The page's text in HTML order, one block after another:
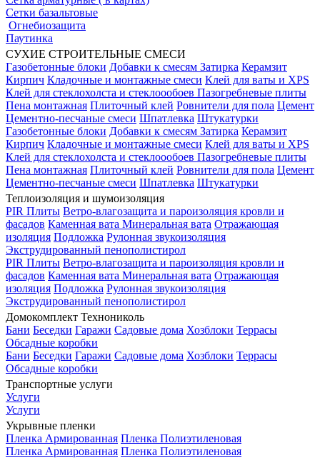
Сетки базальтовые
Огнебиозащита
Паутинка
СУХИЕ СТРОИТЕЛЬНЫЕ СМЕСИ
Газобетонные блоки Добавки к смесям Затирка Керамзит
Кирпич Кладочные и монтажные смеси Клей для ваты и XPS
Клей для стеклохолста и стеклоообоев Пазогребневые плиты
Пена монтажная Плиточный клей Ровнители для пола Цемент
Цементно-песчаные смеси Шпатлевка Штукатурки
Газобетонные блоки Добавки к смесям Затирка Керамзит
Кирпич Кладочные и монтажные смеси Клей для ваты и XPS
Клей для стеклохолста и стеклоообоев Пазогребневые плиты
Пена монтажная Плиточный клей Ровнители для пола Цемент
Цементно-песчаные смеси Шпатлевка Штукатурки
Теплоизоляция и шумоизоляция
PIR Плиты Ветро-влагозащита и пароизоляция кровли и
фасадов Каменная вата Минеральная вата Отражающая
изоляция Подложка Рулонная звукоизоляция
Экструдированный пенополистирол
PIR Плиты Ветро-влагозащита и пароизоляция кровли и
фасадов Каменная вата Минеральная вата Отражающая
изоляция Подложка Рулонная звукоизоляция
Экструдированный пенополистирол
Домокомплект Технониколь
Бани Беседки Гаражи Садовые дома Хозблоки Террасы
Обсадные коробки
Бани Беседки Гаражи Садовые дома Хозблоки Террасы
Обсадные коробки
Транспортные услуги
Услуги
Услуги
Укрывные пленки
Пленка Армированная Пленка Полиэтиленовая
Пленка Армированная Пленка Полиэтиленовая